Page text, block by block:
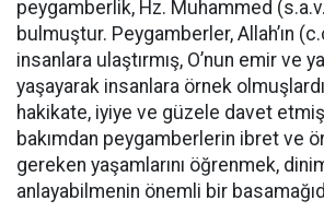
peygamberlik, Hz. Muhammed
bulmuştur. Peygamberler, Allah’ın
insanlara ulaştırmış, O’nun emir ve
yaşayarak insanlara örnek
hakikate, iyiye ve güzele davet
bakımdan peygamberlerin ibret ve
gereken yaşamlarını öğrenmek,
anlayabilmenin önemli bir